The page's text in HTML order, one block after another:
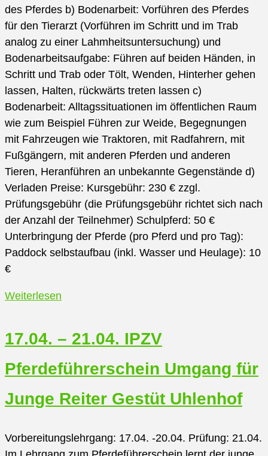
des Pferdes b) Bodenarbeit: Vorführen des Pferdes
für den Tierarzt (Vorführen im Schritt und im Trab
analog zu einer Lahmheitsuntersuchung) und
Bodenarbeitsaufgabe: Führen auf beiden Händen, in
Schritt und Trab oder Tölt, Wenden, Hinterher gehen
lassen, Halten, rückwärts treten lassen c)
Bodenarbeit: Alltagssituationen im öffentlichen Raum
wie zum Beispiel Führen zur Weide, Begegnungen
mit Fahrzeugen wie Traktoren, mit Radfahrern, mit
Fußgängern, mit anderen Pferden und anderen
Tieren, Heranführen an unbekannte Gegenstände d)
Verladen Preise: Kursgebühr: 230 € zzgl.
Prüfungsgebühr (die Prüfungsgebühr richtet sich nach
der Anzahl der Teilnehmer) Schulpferd: 50 €
Unterbringung der Pferde (pro Pferd und pro Tag):
Paddock selbstaufbau (inkl. Wasser und Heulage): 10
€
Weiterlesen
und
29.03.
–
30.03
IPZV
Umgang
17.04. – 21.04. IPZV
Pferdeführerschein Umgang für
Junge Reiter Gestüt Uhlenhof
Vorbereitungslehrgang: 17.04. -20.04. Prüfung: 21.04.